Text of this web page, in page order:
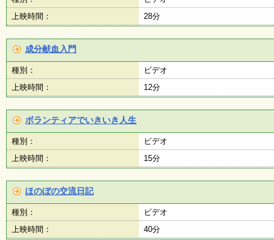
展
覧
会
・
展
会
・
ギ
ャ
ラ
リ
ー
オ
ン
ラ
イ
ン
マ
ガ
上映時間：
28分
成分献血入門
種別：
ビデオ
上映時間：
12分
ボランティアでいきいき人生
種別：
ビデオ
上映時間：
15分
ほのぼの交流日記
種別：
ビデオ
上映時間：
40分